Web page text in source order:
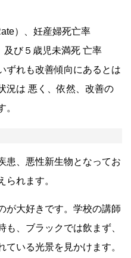
）、妊産婦死亡率
及び５歳児未満死 亡率
ずれも改善傾向にあるとは
況は 悪く、依然、改善の
。
患、悪性新生物となってお
られます。
が大好きです。学校の講師
、ブラックでは飲まず、
いる光景を見かけます。